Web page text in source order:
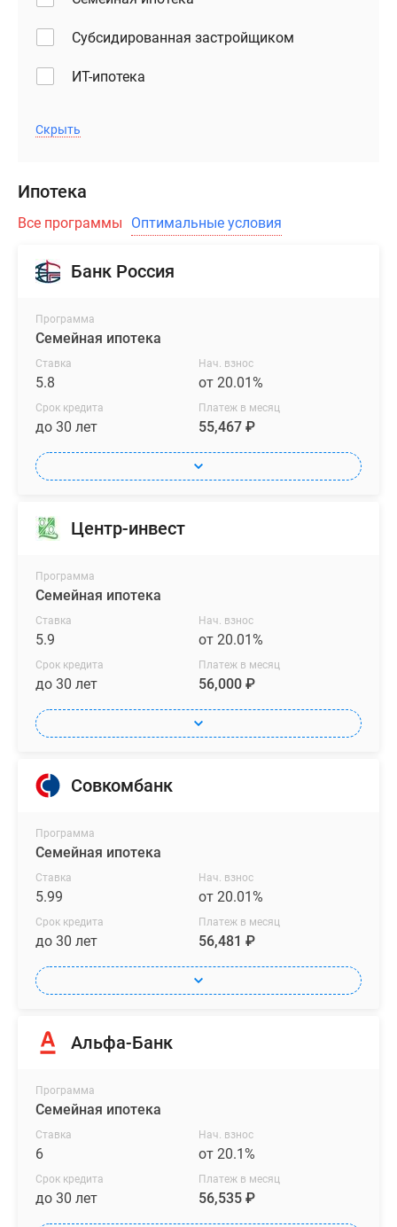
системы
высокой
степени
энергоэффективные
балконные
блоки,
двухфазные
бытовые
счетчики
усиленные
входные
двери.
лоджиях
балконах
выполняется
остекление.
квартире
предусмотрены
внешние
блоки
для
установки
без
облика
подъездах
установлены
грузовые
лифты,
ресепшн
комнаты
для
консьержей,
жилых
Субсидированная застройщиком
ИТ-ипотека
Скрыть
Ипотека
Все программы Оптимальные условия
Банк Россия
Программа
Семейная ипотека
Ставка
5.8
Нач. взнос
от 20.01%
Срок кредита
до 30 лет
Платеж в месяц
55,467 ₽
Центр-инвест
Программа
Семейная ипотека
Ставка
5.9
Нач. взнос
от 20.01%
Срок кредита
до 30 лет
Платеж в месяц
56,000 ₽
Совкомбанк
Программа
Семейная ипотека
Ставка
5.99
Нач. взнос
от 20.01%
Срок кредита
до 30 лет
Платеж в месяц
56,481 ₽
Альфа-Банк
Программа
Семейная ипотека
Ставка
6
Нач. взнос
от 20.1%
Срок кредита
до 30 лет
Платеж в месяц
56,535 ₽